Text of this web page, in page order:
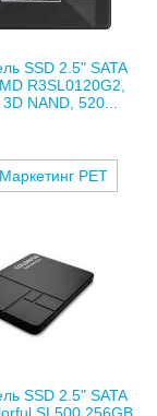
SSD 2.5" SATA
R3SL0120G2,
3D NAND, 520...
Маркетинг РЕТ
SSD 2.5" SATA
SL500 256GB,